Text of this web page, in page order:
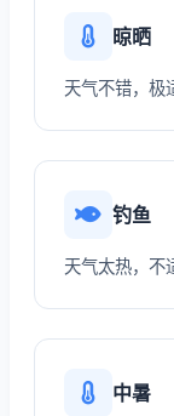
晾晒
天气不错，极
钓鱼
天气太热，不
中暑